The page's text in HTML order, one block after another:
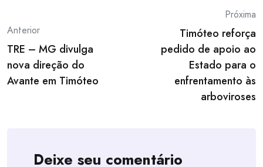
Post
navigation
Anterior
TRE – MG divulga
nova direção do
Avante em Timóteo
Próxima
Timóteo reforça
pedido de apoio ao
Estado para o
enfrentamento às
arboviroses
Deixe seu comentário